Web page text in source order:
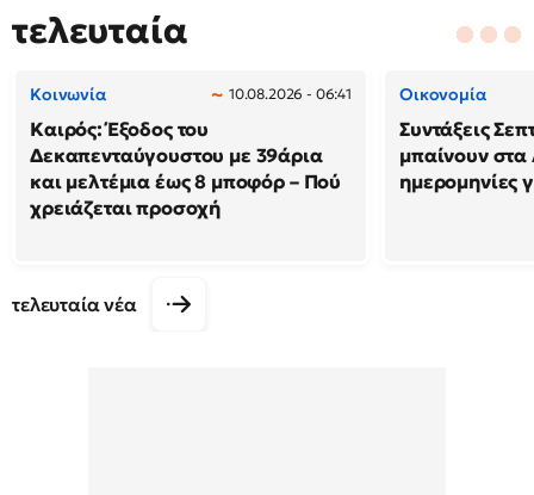
τελευταία
Κοινωνία 10.08.2026 - 06:41
Καιρός: Έξοδος του
Δεκαπενταύγουστου με 39άρια
και μελτέμια έως 8 μποφόρ – Πού
χρειάζεται προσοχή
Οικονομία
Συντάξεις
μπαίνουν
ημερομηνίες
τελευταία νέα